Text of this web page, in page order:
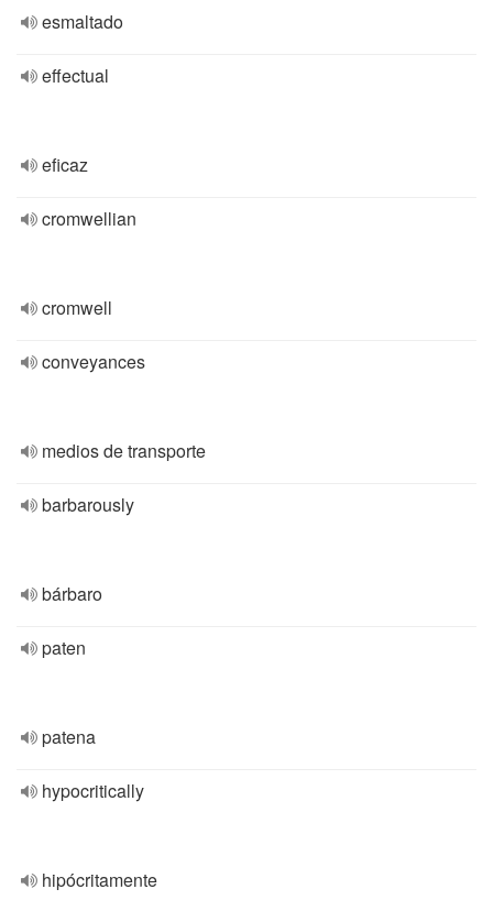
esmaltado
effectual
eficaz
cromwellian
cromwell
conveyances
medios de transporte
barbarously
bárbaro
paten
patena
hypocritically
hipócritamente